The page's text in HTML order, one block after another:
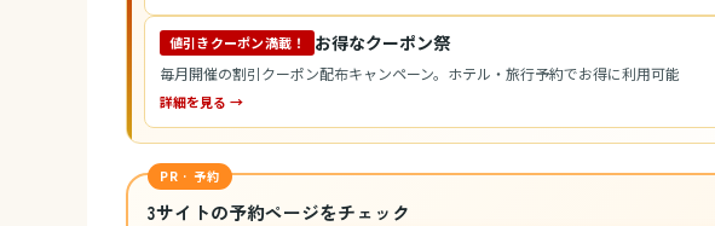
値引きクーポン満載！ お得なクーポン祭
毎月開催の割引クーポン配布キャンペーン。ホテル・旅行予約でお得に利用可能
詳細を見る →
PR · 予約
3サイトの予約ページをチェック